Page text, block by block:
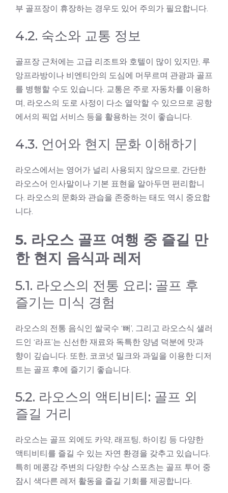
부 골프장이 휴장하는 경우도 있어 주의가 필요합니다.
4.2. 숙소와 교통 정보
골프장 근처에는 고급 리조트와 호텔이 많이 있지만, 루
앙프라방이나 비엔티안의 도심에 머무르며 관광과 골프
를 병행할 수도 있습니다. 교통은 주로 자동차를 이용하
며, 라오스의 도로 사정이 다소 열악할 수 있으므로 공항
에서의 픽업 서비스 등을 활용하는 것이 좋습니다.
4.3. 언어와 현지 문화 이해하기
라오스에서는 영어가 널리 사용되지 않으므로, 간단한
라오스어 인사말이나 기본 표현을 알아두면 편리합니
다. 라오스의 문화와 관습을 존중하는 태도 역시 중요합
니다.
5. 라오스 골프 여행 중 즐길 만
한 현지 음식과 레저
5.1. 라오스의 전통 요리: 골프 후
즐기는 미식 경험
라오스의 전통 음식인 쌀국수 ‘뻐’, 그리고 라오스식 샐러
드인 ‘라프’는 신선한 재료와 독특한 양념 덕분에 맛과
향이 깊습니다. 또한, 코코넛 밀크와 과일을 이용한 디저
트는 골프 후에 즐기기 좋습니다.
5.2. 라오스의 액티비티: 골프 외
즐길 거리
라오스는 골프 외에도 카약, 래프팅, 하이킹 등 다양한
액티비티를 즐길 수 있는 자연 환경을 갖추고 있습니다.
특히 메콩강 주변의 다양한 수상 스포츠는 골프 투어 중
잠시 색다른 레저 활동을 즐길 기회를 제공합니다.